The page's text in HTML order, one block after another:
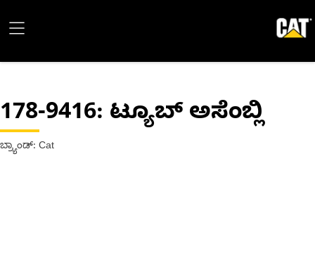
178-9416: ಟ್ಯೂಬ್ ಅಸೆಂಬ್ಲಿ
ಬ್ರ್ಯಾಂಡ್: Cat